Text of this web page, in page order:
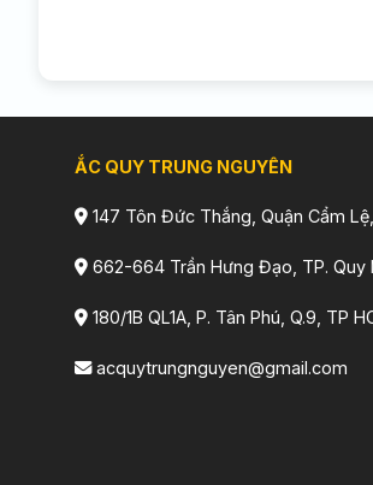
ẮC QUY TRUNG NGUYÊN
147 Tôn Đức Thắng, Quận Cẩm
662-664 Trần Hưng Đạo, TP. Quy
180/1B QL1A, P. Tân Phú, Q.9, TP
acquytrungnguyen@gmail.com